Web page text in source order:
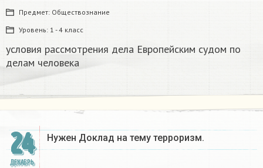
Предмет: Обществознание
Уровень: 1 - 4 класс
условия рассмотрения дела Европейским судом по
делам человека
24
ДЕКАБРЬ
Нужен Доклад на тему терроризм.